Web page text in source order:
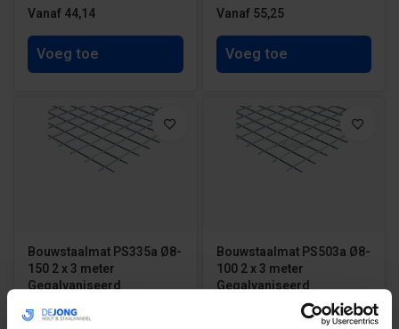
Vanaf 44,14
Voeg toe
Vanaf 55,25
Voeg toe
Bouwstaalmat PS335a Ø8-
150 2 x 3 meter
Gegalvaniseerd
Bouwstaalmat PS503a Ø8-
100 2 x 3 meter
Gegalvaniseerd